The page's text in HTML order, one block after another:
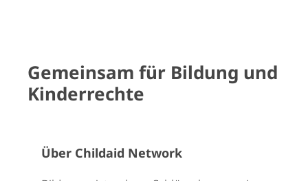
Gemeinsam für Bildung und
Kinderrechte
Über Childaid Network